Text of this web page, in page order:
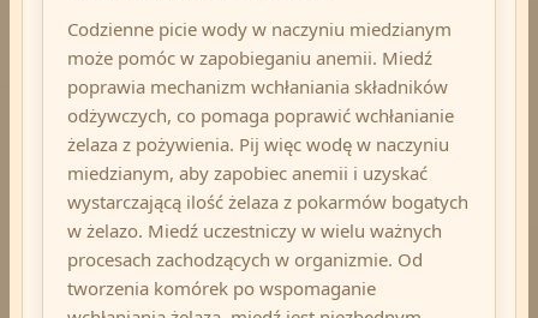
Codzienne picie wody w naczyniu miedzianym
może pomóc w zapobieganiu anemii. Miedź
poprawia mechanizm wchłaniania składników
odżywczych, co pomaga poprawić wchłanianie
żelaza z pożywienia. Pij więc wodę w naczyniu
miedzianym, aby zapobiec anemii i uzyskać
wystarczającą ilość żelaza z pokarmów bogatych
w żelazo. Miedź uczestniczy w wielu ważnych
procesach zachodzących w organizmie. Od
tworzenia komórek po wspomaganie